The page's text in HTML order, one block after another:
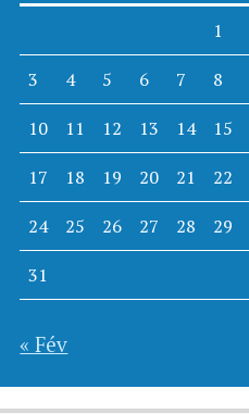
1
3 4 5 6 7 8
10 11 12 13 14 15
17 18 19 20 21 22
24 25 26 27 28 29
31
« Fév